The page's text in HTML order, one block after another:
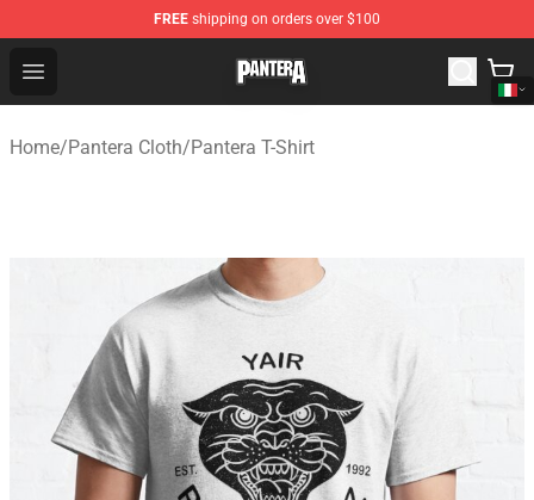
FREE shipping on orders over $100
Open menu
Pantera Store - Official Pantera Merchandise Shop
Home/Pantera Cloth/Pantera T-Shirt